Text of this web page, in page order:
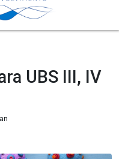
UBS III, IV